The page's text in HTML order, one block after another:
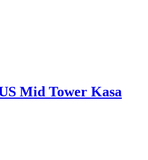
Mid Tower Kasa